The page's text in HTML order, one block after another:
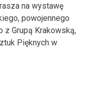
na wystawę
powojennego
z Grupą Krakowską,
Pięknych w